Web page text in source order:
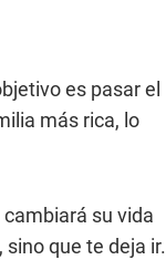
es pasar el
más rica, lo
su vida
que te deja ir.